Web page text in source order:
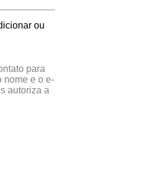
ou
para
nome e o e-
autoriza a